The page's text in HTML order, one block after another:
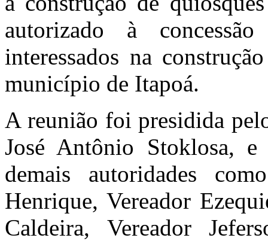
autorizado à
interessados na
município de Itapoá.
A reunião foi presidida
José Antônio Stoklosa,
demais autoridades
Henrique, Vereador
Caldeira, Vereador